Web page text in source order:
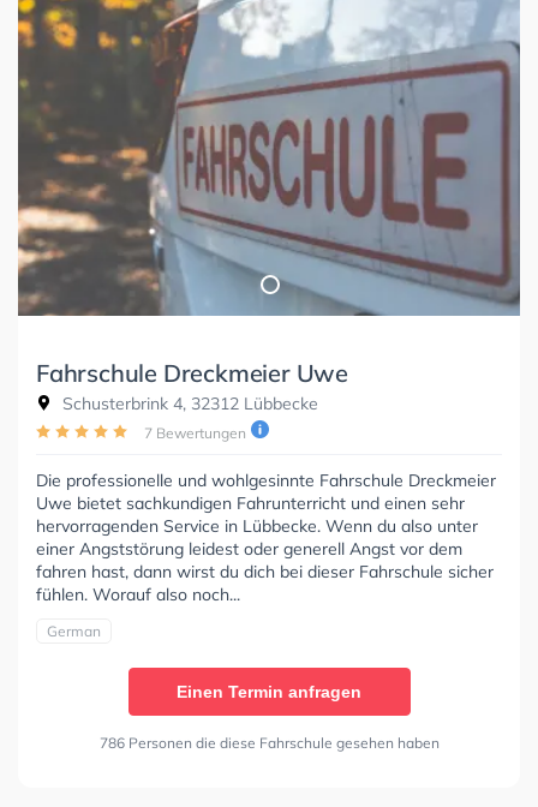
Fahrschule Dreckmeier Uwe
Schusterbrink 4, 32312 Lübbecke
7 Bewertungen
Die professionelle und wohlgesinnte Fahrschule Dreckmeier
Uwe bietet sachkundigen Fahrunterricht und einen sehr
hervorragenden Service in Lübbecke. Wenn du also unter
einer Angststörung leidest oder generell Angst vor dem
fahren hast, dann wirst du dich bei dieser Fahrschule sicher
fühlen. Worauf also noch...
German
Einen Termin anfragen
786 Personen die diese Fahrschule gesehen haben